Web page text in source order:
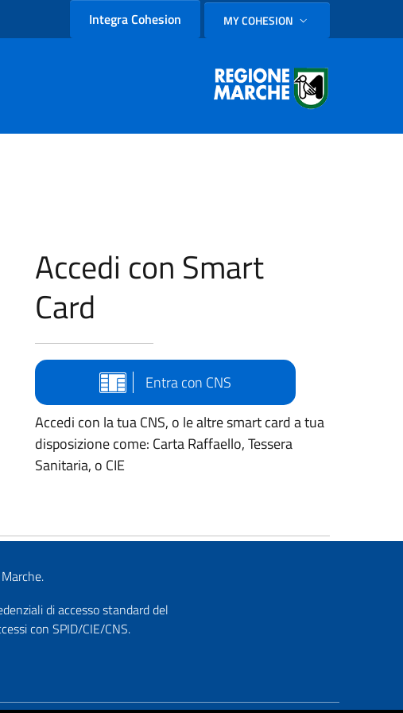
Integra Cohesion SELEZIONE LINGUA:
MY COHESION
Accedi con Smart
Card
Entra con CNS
Accedi con la tua CNS, o le altre smart card a tua
disposizione come: Carta Raffaello, Tessera
Sanitaria, o CIE
di accesso standard del
con SPID/CIE/CNS.